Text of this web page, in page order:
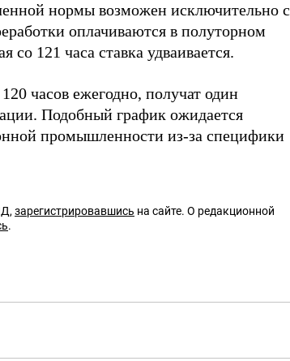
нормы возможен исключительно с
оплачиваются в полуторном
со 121 часа ставка удваивается.
часов ежегодно, получат один
Подобный график ожидается
промышленности из-за специфики
зарегистрировавшись на сайте. О редакционной
.